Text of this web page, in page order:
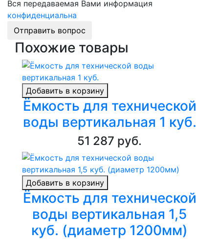
Вся передаваемая Вами информация
конфиденциальна
Отправить вопрос
Похожие товары
Добавить в корзину
Ёмкость для технической
воды вертикальная 1 куб.
51 287 руб.
Добавить в корзину
Ёмкость для технической
воды вертикальная 1,5
куб. (диаметр 1200мм)